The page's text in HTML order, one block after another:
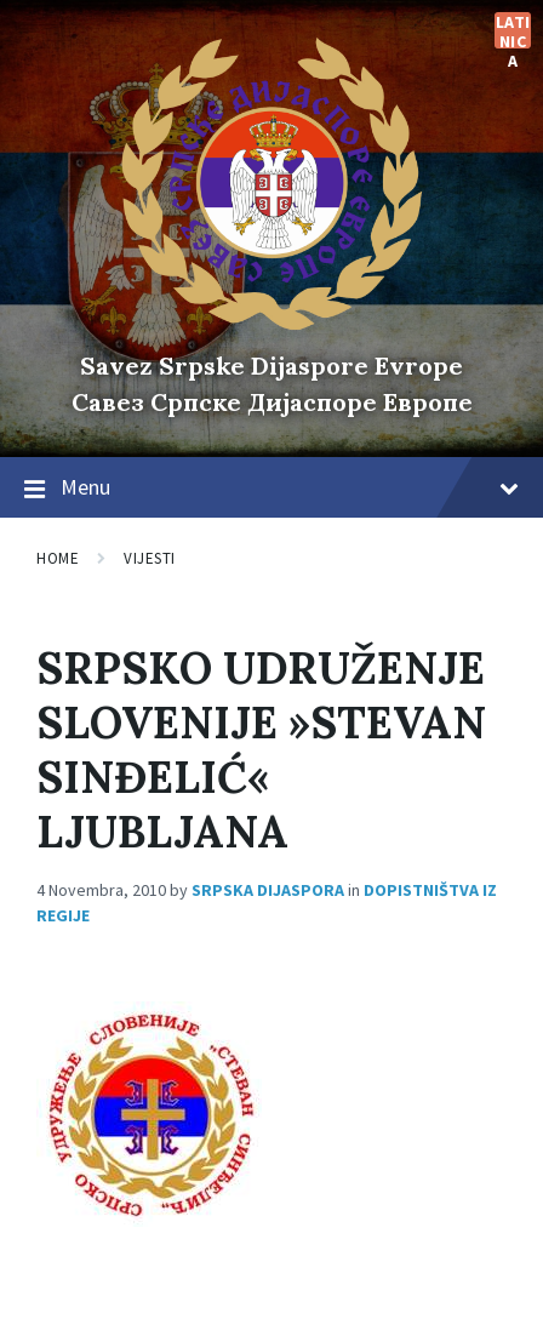
Skip
to
content
Skip
to
main
navigation
Skip
to
footer
LATI
NIC
A
Savez Srpske Dijaspore Evrope
Савез Српске Дијаспоре Европе
Menu
HOME VIJESTI
SRPSKO UDRUŽENJE
SLOVENIJE »STEVAN
SINĐELIĆ«
LJUBLJANA
4 Novembra, 2010bySRPSKA DIJASPORAin DOPISTNIŠTVA IZ
REGIJE